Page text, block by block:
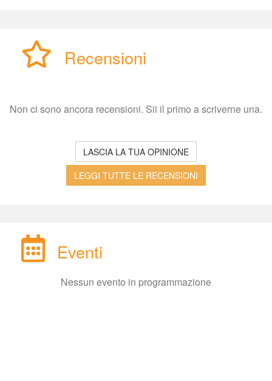
Recensioni
Non ci sono ancora recensioni. Sii il primo a scriverne una.
LASCIA LA TUA OPINIONE
LEGGI TUTTE LE RECENSIONI
Eventi
Nessun evento in programmazione